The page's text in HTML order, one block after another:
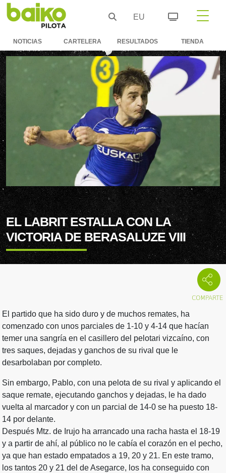
EU
NOTICIAS CARTELERA RESULTADOS TIENDA
EL LABRIT ESTALLA CON LA
VICTORIA DE BERASALUZE VIII
El partido que ha sido duro y de muchos remates, ha
comenzado con unos parciales de 1-10 y 4-14 que hacían
temer una sangría en el casillero del pelotari vizcaíno, con
tres saques, dejadas y ganchos de su rival que le
desarbolaban por completo.
Sin embargo, Pablo, con una pelota de su rival y aplicando el
saque remate, ejecutando ganchos y dejadas, le ha dado
vuelta al marcador y con un parcial de 14-0 se ha puesto 18-
14 por delante.
Después Mtz. de Irujo ha arrancado una racha hasta el 18-19
y a partir de ahí, al público no le cabía el corazón en el pecho,
ya que han estado empatados a 19, 20 y 21. En este tramo,
los tantos 20 y 21 del de Asegarce, los ha conseguido con